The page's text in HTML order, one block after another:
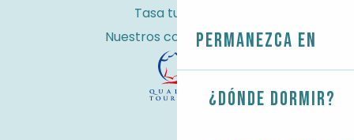
Permanezca en
¿Dónde dormir?
Tasa turística
Nuestros compromisos